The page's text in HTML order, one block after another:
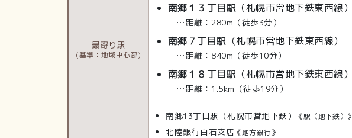
最寄り駅
(基準：地域中心部)
南郷１３丁目駅 （札幌市営地下鉄東西線）
…距離：280m（徒歩3分）
南郷７丁目駅 （札幌市営地下鉄東西線）
…距離：840m（徒歩10分）
南郷１８丁目駅 （札幌市営地下鉄東西線）
…距離：1.5km（徒歩19分）
南郷13丁目駅（札幌市営地下鉄） 《駅（地下鉄）》
北陸銀行白石支店 《地方銀行》